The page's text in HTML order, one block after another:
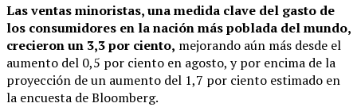
Las ventas minoristas, una medida clave del gasto de
los consumidores en la nación más poblada del mundo,
crecieron un 3,3 por ciento, mejorando aún más desde el
aumento del 0,5 por ciento en agosto, y por encima de la
proyección de un aumento del 1,7 por ciento estimado en
la encuesta de Bloomberg.